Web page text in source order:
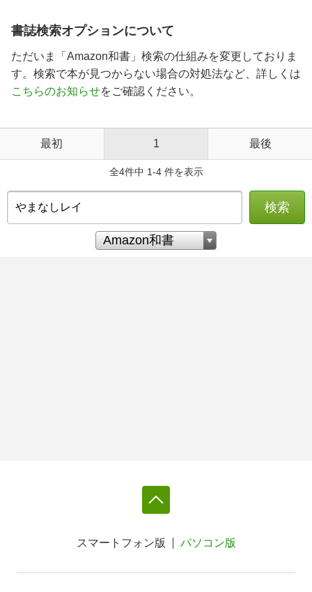
書誌検索オプションについて
ただいま「Amazon和書」検索の仕組みを変更しておりま
す。検索で本が見つからない場合の対処法など、詳しくは
こちらのお知らせをご確認ください。
最初 1 最後
全4件中 1-4 件を表示
検索
スマートフォン版 パソコン版